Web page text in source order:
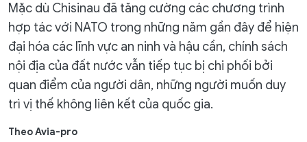
Mặc dù Chisinau đã tăng cường các chương trình
hợp tác với NATO trong những năm gần đây để hiện
đại hóa các lĩnh vực an ninh và hậu cần, chính sách
nội địa của đất nước vẫn tiếp tục bị chi phối bởi
quan điểm của người dân, những người muốn duy
trì vị thế không liên kết của quốc gia.
Theo Avia-pro